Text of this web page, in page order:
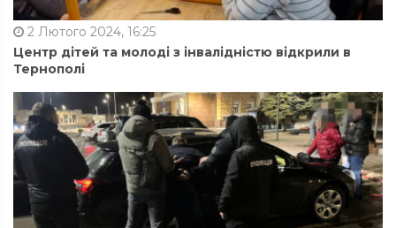
2 Лютого 2024, 16:25
Центр дітей та молоді з інвалідністю відкрили в
Тернополі